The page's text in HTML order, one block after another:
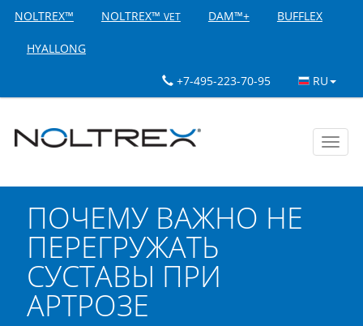
NOLTREX™ NOLTREX™ VET DAM™+ BUFFLEX
HYALLONG
+7-495-223-70-95 RU
ПОЧЕМУ ВАЖНО НЕ
ПЕРЕГРУЖАТЬ
СУСТАВЫ ПРИ
АРТРОЗЕ